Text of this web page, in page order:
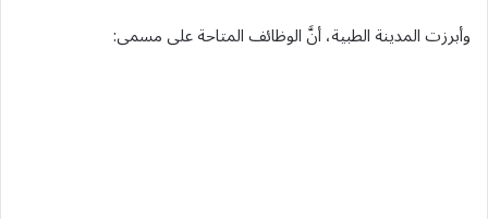
وأبرزت المدينة الطبية، أنَّ الوظائف المتاحة على مسمى: